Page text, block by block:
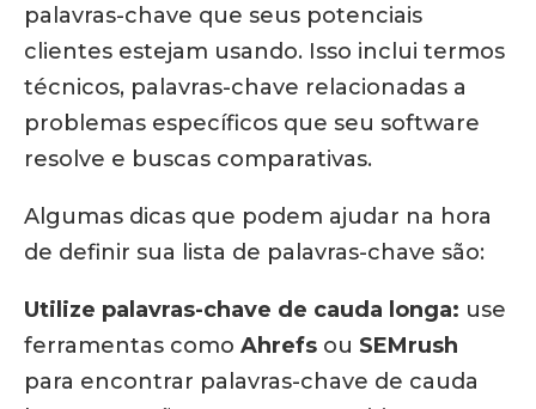
palavras-chave que seus potenciais
clientes estejam usando. Isso inclui termos
técnicos, palavras-chave relacionadas a
problemas específicos que seu software
resolve e buscas comparativas.
Algumas dicas que podem ajudar na hora
de definir sua lista de palavras-chave são:
Utilize palavras-chave de cauda longa: use
ferramentas como Ahrefs ou SEMrush
para encontrar palavras-chave de cauda